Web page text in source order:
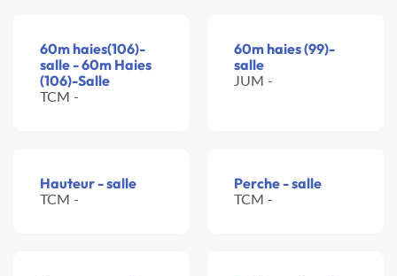
60m haies(106)-
salle - 60m Haies
(106)-Salle
TCM -
60m haies (99)-
salle
JUM -
Hauteur - salle
TCM -
Perche - salle
TCM -